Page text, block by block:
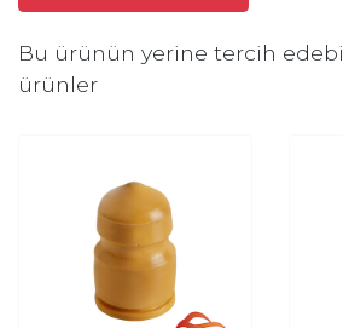
Bu ürünün yerine tercih
ürünler